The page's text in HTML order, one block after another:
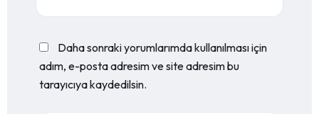
Daha sonraki yorumlarımda kullanılması için
adım, e-posta adresim ve site adresim bu
tarayıcıya kaydedilsin.